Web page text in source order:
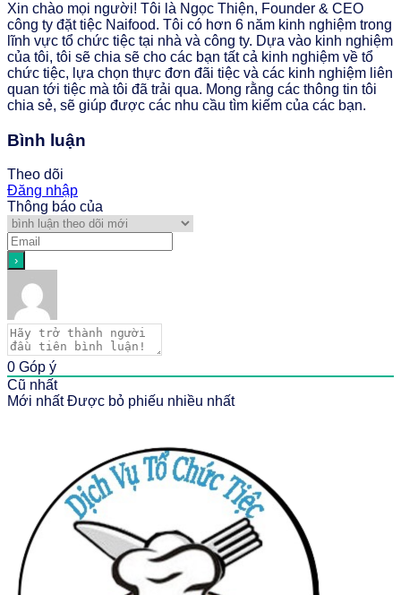
Xin chào mọi người! Tôi là Ngọc Thiện, Founder & CEO
công ty đặt tiệc Naifood. Tôi có hơn 6 năm kinh nghiệm trong
lĩnh vực tổ chức tiệc tại nhà và công ty. Dựa vào kinh nghiệm
của tôi, tôi sẽ chia sẽ cho các bạn tất cả kinh nghiệm về tổ
chức tiệc, lựa chọn thực đơn đãi tiệc và các kinh nghiệm liên
quan tới tiệc mà tôi đã trải qua. Mong rằng các thông tin tôi
chia sẻ, sẽ giúp được các nhu cầu tìm kiếm của các bạn.
Bình luận
Theo dõi
Đăng nhập
Thông báo của
0 Góp ý
Cũ nhất
Mới nhất Được bỏ phiếu nhiều nhất